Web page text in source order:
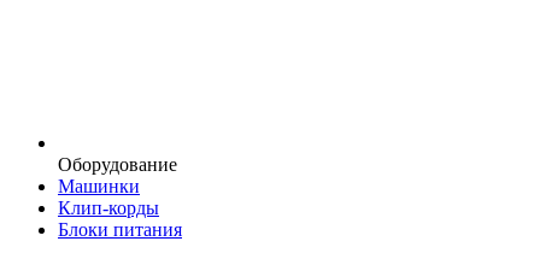
Оборудование
Машинки
Клип-корды
Блоки питания